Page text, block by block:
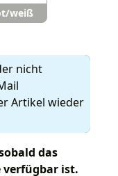
weiß
nicht
Artikel wieder
das
ist.